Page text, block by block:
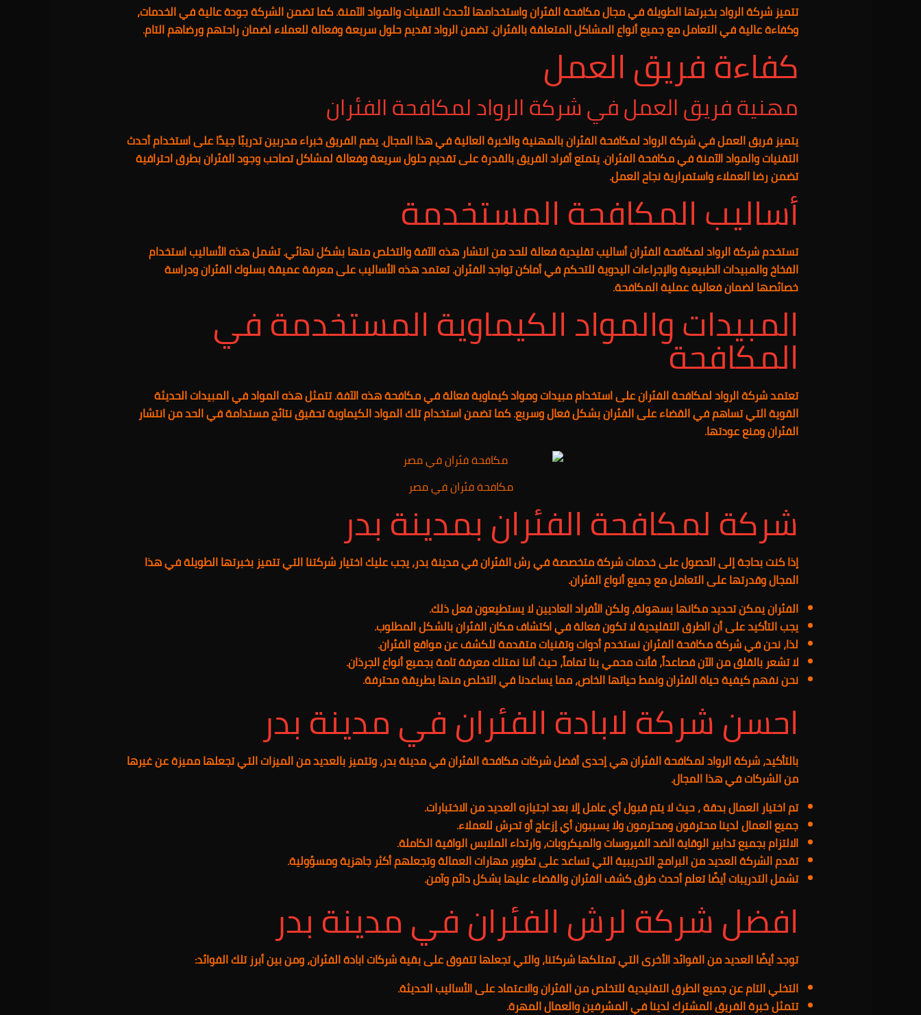
تتميز شركة الرواد بخبرتها الطويلة في مجال مكافحة الفئران واستخدامها لأحدث التقنيات والمواد الآمنة. كما تضمن الشركة جودة عالية في الخدمات،
وكفاءة عالية في التعامل مع جميع أنواع المشاكل المتعلقة بالفئران. تضمن الرواد تقديم حلول سريعة وفعالة للعملاء لضمان راحتهم ورضاهم التام.
كفاءة فريق العمل
مهنية فريق العمل في شركة الرواد لمكافحة الفئران
يتميز فريق العمل في شركة الرواد لمكافحة الفئران بالمهنية والخبرة العالية في هذا المجال. يضم الفريق خبراء مدربين تدريبًا جيدًا على استخدام أحدث
التقنيات والمواد الآمنة في مكافحة الفئران. يتمتع أفراد الفريق بالقدرة على تقديم حلول سريعة وفعالة لمشاكل تصاحب وجود الفئران بطرق احترافية
تضمن رضا العملاء واستمرارية نجاح العمل.
أساليب المكافحة المستخدمة
تستخدم شركة الرواد لمكافحة الفئران أساليب تقليدية فعالة للحد من انتشار هذه الآفة والتخلص منها بشكل نهائي. تشمل هذه الأساليب استخدام
الفخاخ والمبيدات الطبيعية والإجراءات اليدوية للتحكم في أماكن تواجد الفئران. تعتمد هذه الأساليب على معرفة عميقة بسلوك الفئران ودراسة
خصائصها لضمان فعالية عملية المكافحة.
المبيدات والمواد الكيماوية المستخدمة في
المكافحة
تعتمد شركة الرواد لمكافحة الفئران على استخدام مبيدات ومواد كيماوية فعالة في مكافحة هذه الآفة. تتمثل هذه المواد في المبيدات الحديثة
القوية التي تساهم في القضاء على الفئران بشكل فعال وسريع. كما تضمن استخدام تلك المواد الكيماوية تحقيق نتائج مستدامة في الحد من انتشار
الفئران ومنع عودتها.
مكافحة فئران في مصر
شركة لمكافحة الفئران بمدينة بدر
إذا كنت بحاجة إلى الحصول على خدمات شركة متخصصة في رش الفئران في مدينة بدر، يجب عليك اختيار شركتنا التي تتميز بخبرتها الطويلة في هذا
المجال وقدرتها على التعامل مع جميع أنواع الفئران.
الفئران يمكن تحديد مكانها بسهولة، ولكن الأفراد العاديين لا يستطيعون فعل ذلك.
يجب التأكيد على أن الطرق التقليدية لا تكون فعالة في اكتشاف مكان الفئران بالشكل المطلوب.
لذا، نحن في شركة مكافحة الفئران نستخدم أدوات وتقنيات متقدمة للكشف عن مواقع الفئران.
لا تشعر بالقلق من الآن فصاعداً، فأنت محمي بنا تماماً، حيث أننا نمتلك معرفة تامة بجميع أنواع الجرذان.
نحن نفهم كيفية حياة الفئران ونمط حياتها الخاص، مما يساعدنا في التخلص منها بطريقة محترفة.
احسن شركة لابادة الفئران في مدينة بدر
بالتأكيد، شركة الرواد لمكافحة الفئران هي إحدى أفضل شركات مكافحة الفئران في مدينة بدر، وتتميز بالعديد من الميزات التي تجعلها مميزة عن غيرها
من الشركات في هذا المجال.
تم اختيار العمال بدقة ، حيث لا يتم قبول أي عامل إلا بعد اجتيازه العديد من الاختبارات.
جميع العمال لدينا محترفون ومحترمون ولا يسببون أي إزعاج أو تحرش للعملاء.
الالتزام بجميع تدابير الوقاية الضد الفيروسات والميكروبات، وارتداء الملابس الواقية الكاملة.
تقدم الشركة العديد من البرامج التدريبية التي تساعد على تطوير مهارات العمالة وتجعلهم أكثر جاهزية ومسؤولية.
تشمل التدريبات أيضًا تعلم أحدث طرق كشف الفئران والقضاء عليها بشكل دائم وآمن.
افضل شركة لرش الفئران في مدينة بدر
توجد أيضًا العديد من الفوائد الأخرى التي تمتلكها شركتنا، والتي تجعلها تتفوق على بقية شركات ابادة الفئران، ومن بين أبرز تلك الفوائد:
التخلي التام عن جميع الطرق التقليدية للتخلص من الفئران والاعتماد على الأساليب الحديثة.
تتمثل خبرة الفريق المشترك لدينا في المشرفين والعمال المهرة.